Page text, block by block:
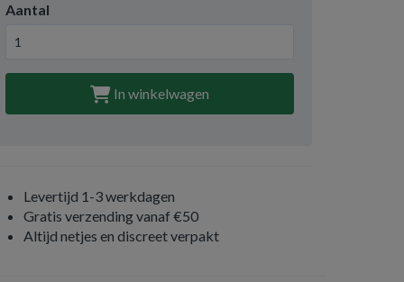
Aantal
In winkelwagen
Levertijd 1-3 werkdagen
Gratis verzending vanaf €50
Altijd netjes en discreet verpakt